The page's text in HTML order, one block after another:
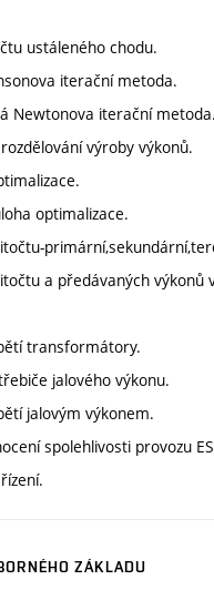
ustáleného chodu.
iterační metoda.
Newtonova iterační metoda.
výroby výkonů.
optimalizace.
a předávaných výkonů
transformátory.
jalového výkonu.
jalovým výkonem.
spolehlivosti provozu
ZÁKLADU